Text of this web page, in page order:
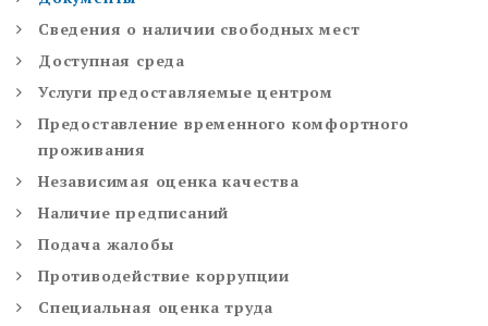
Сведения о наличии свободных мест
Доступная среда
Услуги предоставляемые центром
Предоставление временного комфортного
проживания
Независимая оценка качества
Наличие предписаний
Подача жалобы
Противодействие коррупции
Специальная оценка труда